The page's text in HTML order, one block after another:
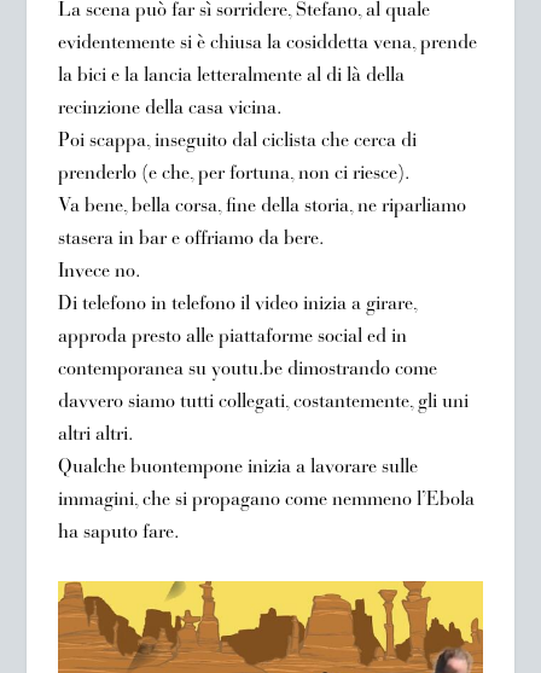
La scena può far sì sorridere, Stefano, al quale
evidentemente si è chiusa la cosiddetta vena, prende
la bici e la lancia letteralmente al di là della
recinzione della casa vicina.
Poi scappa, inseguito dal ciclista che cerca di
prenderlo (e che, per fortuna, non ci riesce).
Va bene, bella corsa, fine della storia, ne riparliamo
stasera in bar e offriamo da bere.
Invece no.
Di telefono in telefono il video inizia a girare,
approda presto alle piattaforme social ed in
contemporanea su youtu.be dimostrando come
davvero siamo tutti collegati, costantemente, gli uni
altri altri.
Qualche buontempone inizia a lavorare sulle
immagini, che si propagano come nemmeno l’Ebola
ha saputo fare.